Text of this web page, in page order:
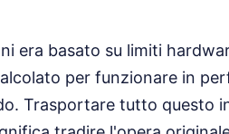
era basato su limiti
per funzionare in
Trasportare tutto questo